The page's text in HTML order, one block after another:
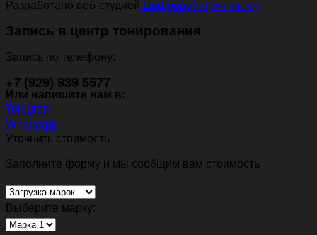
Разработано веб-студией Цифровой архитектор
Запись в центр тонирования
Запись по телефону:
+7 (929) 939 5577
Или напишите нам в:
Telegram
WhatsApp
Уточнить стоимость
Заполните форму и мы сообщим вам стоимость
Выберите марку: